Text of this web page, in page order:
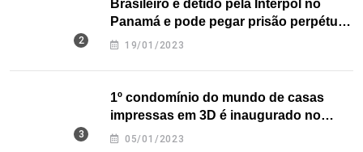
Brasileiro é detido pela Interpol no
Panamá e pode pegar prisão perpétua
nos EUA
19/01/2023
1º condomínio do mundo de casas
impressas em 3D é inaugurado no
Texas
05/01/2023